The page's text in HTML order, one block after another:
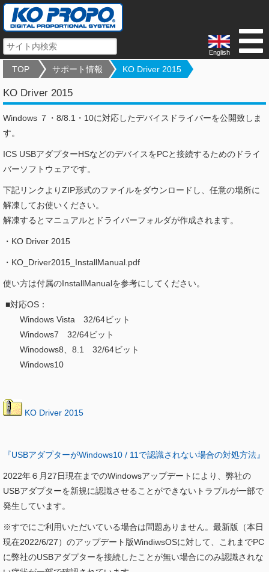
English
TOP サポート情報 KO Driver 2015
KO Driver 2015
Windows ７・8/8.1・10に対応したデバイスドライバーを公開致しま
す。
ICS USBアダプターHSなどのデバイスをPCと接続するためのドライ
バーソフトウェアです。
下記リンクよりZIP形式のファイルをダウンロードし、任意の場所に
解凍してお使いください。
解凍するとマニュアルとドライバーフォルダが作成されます。
・KO Driver 2015
・KO_Driver2015_InstallManual.pdf
使い方は付属のInstallManualを参考にしてください。
■対応OS：
Windows Vista 32/64ビット
Windows7 32/64ビット
Winodows8、8.1
32/64ビット
Windows10
KO Driver 2015
『USBアダプターがWindows10 / 11で認識されない場合の対処方法』
2022年６月27日現在までのWindowsアップデートにより、弊社の
USBアダプターを新規に認識させることができないトラブルが一部で
発生しています。
※すでにご利用いただいている場合は問題ありません。最新版（本日
現在2022/6/27）のアップデート版WindiwsOSに対して、これまでPC
に弊社のUSBアダプターを接続したことが無い場合にのみ認識されな